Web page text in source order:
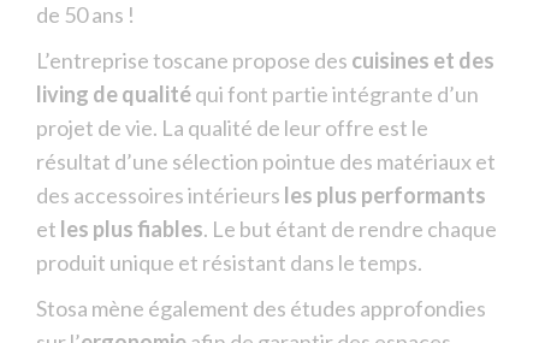
de 50 ans !
L’entreprise toscane propose des cuisines et des
living de qualitéqui font partie intégrante d’un
projet de vie. La qualité de leur offre est le
résultat d’une sélection pointue des matériaux et
des accessoires intérieurs les plus performants
et les plus fiables. Le but étant de rendre chaque
produit unique et résistant dans le temps.
Stosa mène également des études approfondies